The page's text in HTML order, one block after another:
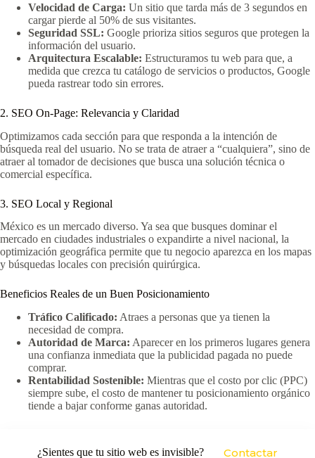
Velocidad de Carga: Un sitio que tarda más de 3 segundos en
cargar pierde al 50% de sus visitantes.
Seguridad SSL: Google prioriza sitios seguros que protegen la
información del usuario.
Arquitectura Escalable: Estructuramos tu web para que, a
medida que crezca tu catálogo de servicios o productos, Google
pueda rastrear todo sin errores.
2. SEO On-Page: Relevancia y Claridad
Optimizamos cada sección para que responda a la intención de
búsqueda real del usuario. No se trata de atraer a “cualquiera”, sino de
atraer al tomador de decisiones que busca una solución técnica o
comercial específica.
3. SEO Local y Regional
México es un mercado diverso. Ya sea que busques dominar el
mercado en ciudades industriales o expandirte a nivel nacional, la
optimización geográfica permite que tu negocio aparezca en los mapas
y búsquedas locales con precisión quirúrgica.
Beneficios Reales de un Buen Posicionamiento
Tráfico Calificado: Atraes a personas que ya tienen la
necesidad de compra.
Autoridad de Marca: Aparecer en los primeros lugares genera
una confianza inmediata que la publicidad pagada no puede
comprar.
Rentabilidad Sostenible: Mientras que el costo por clic (PPC)
siempre sube, el costo de mantener tu posicionamiento orgánico
tiende a bajar conforme ganas autoridad.
¿Sientes que tu sitio web es invisible? Contactar